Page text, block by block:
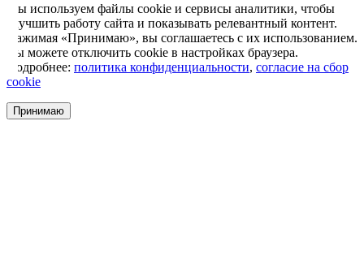
Мы используем файлы cookie и сервисы аналитики, чтобы
улучшить работу сайта и показывать релевантный контент.
Нажимая «Принимаю», вы соглашаетесь с их использованием.
Вы можете отключить cookie в настройках браузера.
Подробнее: политика конфиденциальности, согласие на сбор
cookie
Принимаю